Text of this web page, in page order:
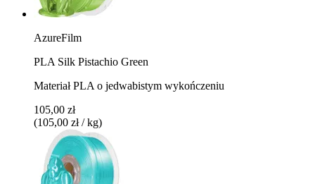
AzureFilm
PLA Silk Pistachio Green
Materiał PLA o jedwabistym wykończeniu
105,00 zł
(105,00 zł / kg)